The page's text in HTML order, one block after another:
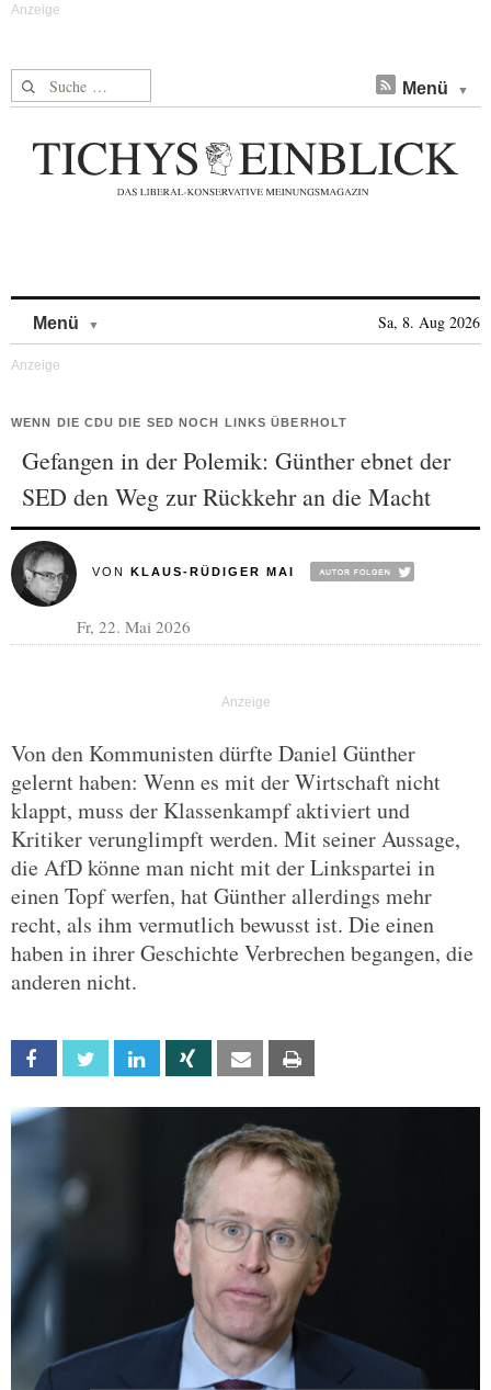
Suche nach: Menü
Menü Sa, 8. Aug 2026
WENN DIE CDU DIE SED NOCH LINKS ÜBERHOLT
Gefangen in der Polemik: Günther ebnet der
SED den Weg zur Rückkehr an die Macht
VON KLAUS-RÜDIGER MAI
Fr, 22. Mai 2026
Von den Kommunisten dürfte Daniel Günther
gelernt haben: Wenn es mit der Wirtschaft nicht
klappt, muss der Klassenkampf aktiviert und
Kritiker verunglimpft werden. Mit seiner Aussage,
die AfD könne man nicht mit der Linkspartei in
einen Topf werfen, hat Günther allerdings mehr
recht, als ihm vermutlich bewusst ist. Die einen
haben in ihrer Geschichte Verbrechen begangen, die
anderen nicht.
Facebook Twitter Linkedin Xing Email